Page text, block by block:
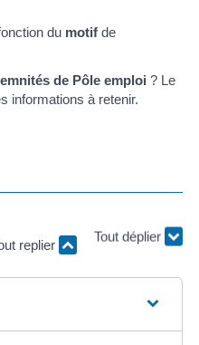
du motif de
de Pôle emploi ? Le
informations à retenir.
replier Tout déplier